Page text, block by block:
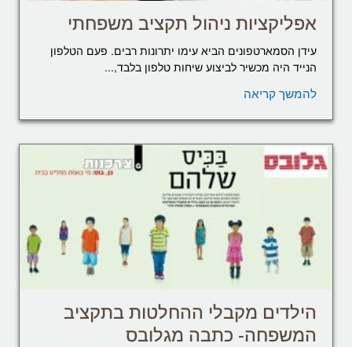
אפליקציות ניהול תקציב משפחתי
עידן הסמארטפונים הביא עימו יתרונות רבים. פעם הטלפון
הנייד היה מכשיר לביצוע שיחות טלפון בלבד,...
להמשך קריאה
הילדים מקבלי ההחלטות בתקציב
המשפחה- כתבה מגלובס